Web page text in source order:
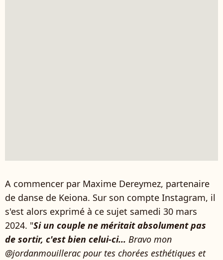
A commencer par Maxime Dereymez, partenaire
de danse de Keiona. Sur son compte Instagram, il
s'est alors exprimé à ce sujet samedi 30 mars
2024. "Si un couple ne méritait absolument pas
de sortir, c'est bien celui-ci... Bravo mon
@jordanmouillerac pour tes chorées esthétiques et